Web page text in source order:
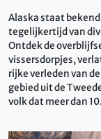
Alaska staat
tegelijkertijd van
Ontdek de
vissersdorpjes,
rijke verleden van
gebied uit de
volk dat meer dan